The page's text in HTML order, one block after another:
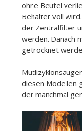
ohne Beutel
Behälter voll
der Zentralfilter
werden. Danach
getrocknet
diesen Modellen
der manchmal